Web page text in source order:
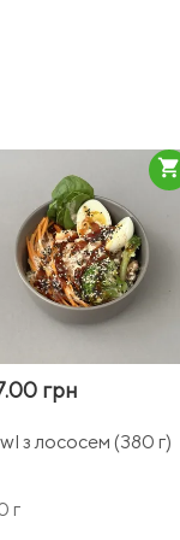
грн
з лососем (380 г)
г
shopping_cart